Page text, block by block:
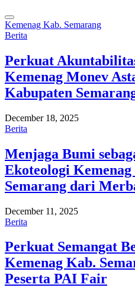
Kemenag Kab. Semarang
Berita
Perkuat
Kemenag Monev
Kabupaten
December 18, 2025
Berita
Menjaga Bumi
Ekoteologi
Semarang dari
December 11, 2025
Berita
Perkuat Semangat
Kemenag Kab.
Peserta PAI Fair